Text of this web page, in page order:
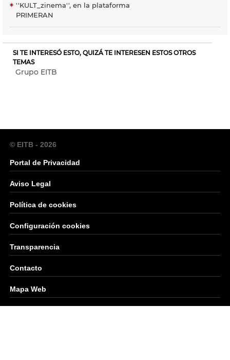
''KULT_zinema'', en la plataforma
PRIMERAN
SI TE INTERESÓ ESTO, QUIZÁ TE INTERESEN ESTOS OTROS
TEMAS
Grupo EITB
© EITB - 2026
Portal de Privacidad
Aviso Legal
Política de cookies
Configuración cookies
Transparencia
Contacto
Mapa Web